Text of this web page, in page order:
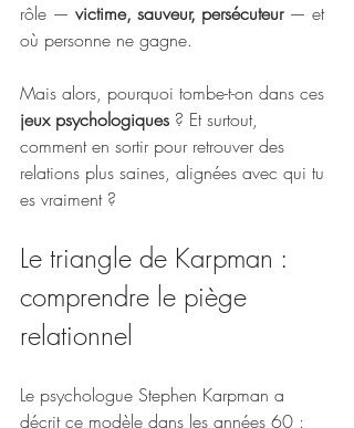
rôle — victime, sauveur, persécuteur — et
où personne ne gagne.
Mais alors, pourquoi tombe-t-on dans ces
jeux psychologiques ? Et surtout,
comment en sortir pour retrouver des
relations plus saines, alignées avec qui tu
es vraiment ?
Le triangle de Karpman :
comprendre le piège
relationnel
Le psychologue Stephen Karpman a
décrit ce modèle dans les années 60 :